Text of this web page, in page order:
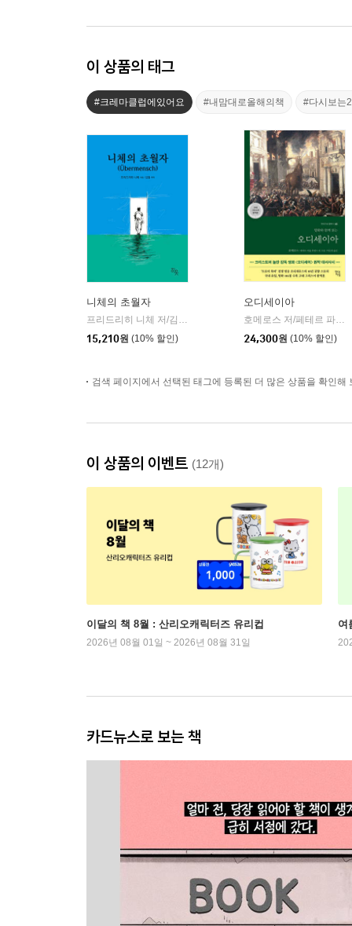
이 상품의 태그
#크레마클럽에있어요 #내맘대로올해의책 #다시보는
니체의 초월자
프리드리히 니체 저/김철 편역
15,210원 (10% 할인)
오디세이아
호메로스 저/페테르 파울 루벤스 그림/박문재 역
24,300원 (10% 할인)
검색 페이지에서 선택된 태그에 등록된 더 많은 상품을 확인해
이 상품의 이벤트 (12개)
이달의 책 8월 : 산리오캐릭터즈 유리컵
2026년 08월 01일 ~ 2026년 08월 31일
여
카드뉴스로 보는 책